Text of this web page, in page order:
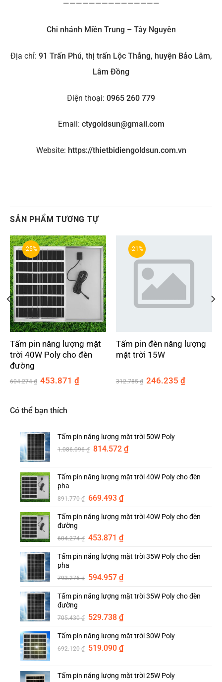
———————————————
Chi nhánh Miền Trung – Tây Nguyên
Địa chỉ: 91 Trấn Phú, thị trấn Lộc Thắng, huyện Bảo Lâm,
Lâm Đồng
Điện thoại: 0965 260 779
Email: ctygoldsun@gmail.com
Website: https://thietbidiengoldsun.com.vn
SẢN PHẨM TƯƠNG TỰ
-25%
Tấm pin năng lượng mặt
trời 40W Poly cho đèn
đường
604.274₫ Giá
gốc
453.871₫Giá
-21%
Tấm pin đèn năng lượng
mặt trời 15W
312.785₫ Giá
gốc
246.235₫Giá
Có thể bạn thích
Tấm pin năng lượng mặt trời 50W Poly
1.086.096₫ Giá
1.086.096 ₫.
814.572₫Giá
là:
Tấm pin năng lượng mặt trời 40W Poly cho đèn
pha
891.770₫ Giá
là:
669.493₫Giá
tại
669.493 ₫.
Tấm pin năng lượng mặt trời 40W Poly cho đèn
đường
604.274₫ Giá
là:
453.871₫Giá
tại
453.871 ₫.
Tấm pin năng lượng mặt trời 35W Poly cho đèn
pha
793.276₫ Giá
là:
594.957₫Giá
tại
594.957 ₫.
Tấm pin năng lượng mặt trời 35W Poly cho đèn
đường
705.430₫ Giá
là:
705.430 ₫.
529.738₫Giá
tại
là:
Tấm pin năng lượng mặt trời 30W Poly
692.120₫ Giá
692.120 ₫.
519.090₫Giá
là:
Tấm pin năng lượng mặt trời 25W Poly